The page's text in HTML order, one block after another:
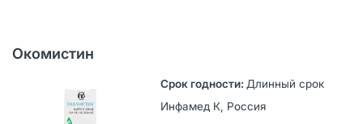
Окомистин
Длинный срок
Инфамед К, Россия